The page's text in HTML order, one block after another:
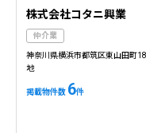
株式会社コタニ興業
仲介業
神奈川県横浜市都筑区東山田町
地
掲載物件数 6件